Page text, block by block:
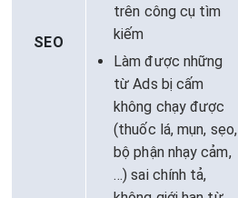
SEO
trên công cụ tìm
kiếm
Làm được những
từ Ads bị cấm
không chạy được
(thuốc lá, mụn, sẹo,
bộ phận nhạy cảm,
…) sai chính tả,